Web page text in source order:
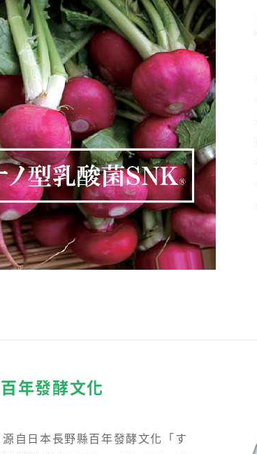
年發酵文化
自日本長野縣百年發酵文化「す